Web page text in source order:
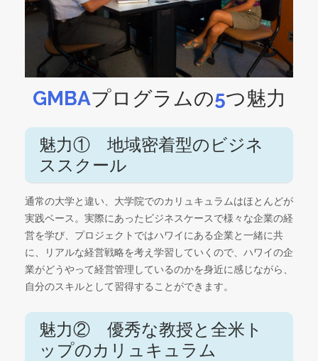
GMBAプログラムの5つ魅力
魅力① 地域密着型のビジネ
ススクール
通常の大学と違い、大学院でのカリュキュラムはほとんどが
実践ベース。実際にあったビジネスケースで様々な企業の経
営を学び、プロジェクトではハワイにある企業と一緒に共
に、リアルな経営戦略を考え学習していくので、ハワイの企
業がどうやって経営管理しているのかを身近に感じながら、
自分のスキルとして習得することができます。
魅力② 優秀な教授と全米ト
ップのカリュキュラム